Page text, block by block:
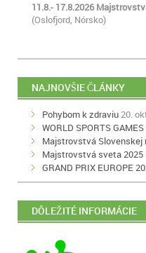
11.8.- 17.8.2026
(Oslofjord, Nórsko)
NAJNOVŠIE ČLÁNKY
Pohybom k zdraviu20.
WORLD SPORTS
Majstrovstvá Slovenskej
Majstrovstvá sveta 2025
GRAND PRIX EUROPE
DÔLEŽITÉ INFORMÁCIE